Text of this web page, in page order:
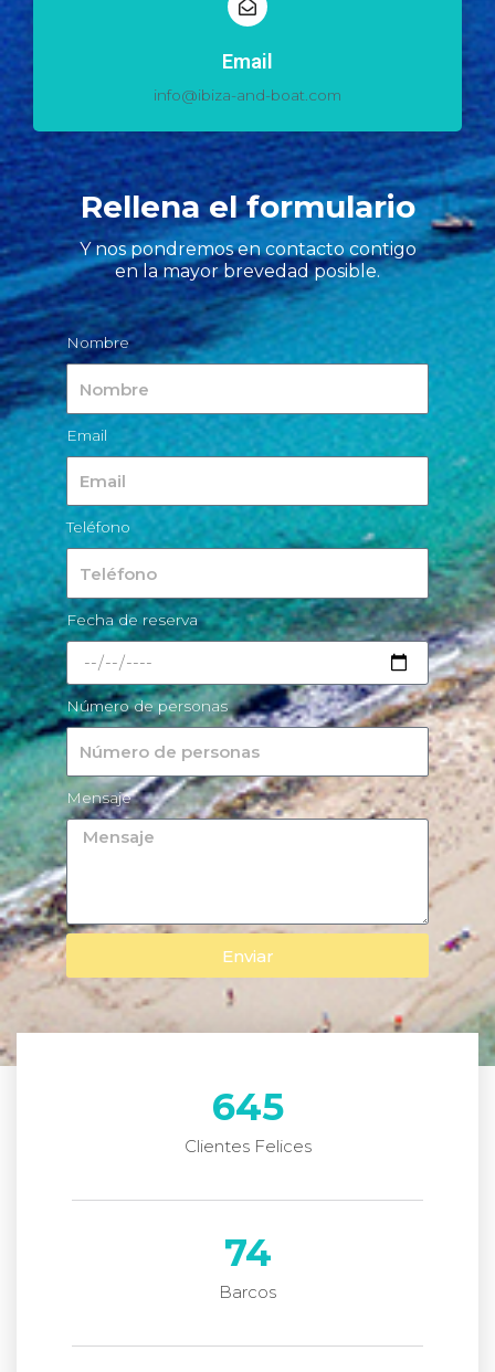
Email
info@ibiza-and-boat.com
Rellena el formulario
Y nos pondremos en contacto contigo
en la mayor brevedad posible.
Nombre
Email
Teléfono
Fecha de reserva
Número de personas
Mensaje
Enviar
Clientes Felices
645
Barcos
74